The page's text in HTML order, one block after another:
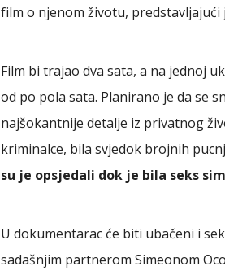
film o njenom životu,
Film bi trajao dva sata, a na jednoj
od po pola sata. Planirano je da se
najšokantnije detalje iz privatnog
kriminalce, bila svjedok brojnih
su je opsjedali dok je bila seks
U dokumentarac će biti ubačeni i
sadašnjim partnerom Simeonom